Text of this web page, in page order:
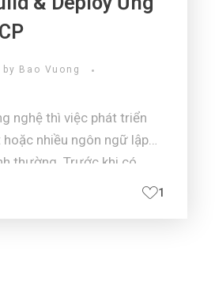
by Bao Vuong
nghệ thì việc phát triển
thường. Trước khi có
1